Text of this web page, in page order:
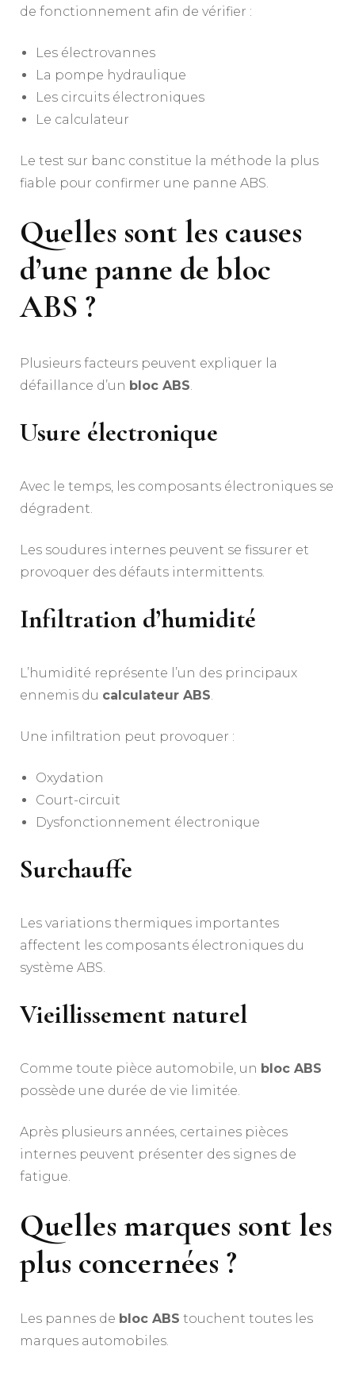
de fonctionnement afin de vérifier :
Les électrovannes
La pompe hydraulique
Les circuits électroniques
Le calculateur
Le test sur banc constitue la méthode la plus
fiable pour confirmer une panne ABS.
Quelles sont les causes
d’une panne de bloc
ABS ?
Plusieurs facteurs peuvent expliquer la
défaillance d’un bloc ABS
Usure électronique
Avec le temps, les composants électroniques se
dégradent.
Les soudures internes peuvent se fissurer et
provoquer des défauts intermittents.
Infiltration d’humidité
L’humidité représente l’un des principaux
ennemis du calculateur ABS
Une infiltration peut provoquer :
Oxydation
Court-circuit
Dysfonctionnement électronique
Surchauffe
Les variations thermiques importantes
affectent les composants électroniques du
système ABS.
Vieillissement naturel
Comme toute pièce automobile, un bloc ABS
possède une durée de vie limitée.
Après plusieurs années, certaines pièces
internes peuvent présenter des signes de
fatigue.
Quelles marques sont les
plus concernées ?
Les pannes de bloc ABS touchent toutes les
marques automobiles.